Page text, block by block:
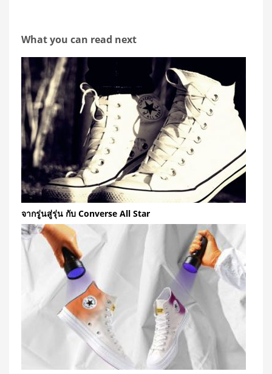
What you can read next
จากรู่นสู่รุ่น กับ Converse All Star